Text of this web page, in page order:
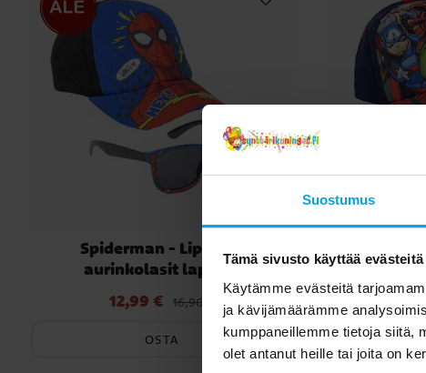
Suostumus
Tämä sivusto käyttää evästeitä
Käytämme evästeitä
ja kävijämäärämme
kumppaneillemme tietoja siitä,
olet antanut heille tai joita on
Spiderman - Lippis ja
aurinkolasit lapsille
Nykyinen hinta:12,99 €Edellinen hinta
16,90 €
12,99 € 16,90 €
OSTA